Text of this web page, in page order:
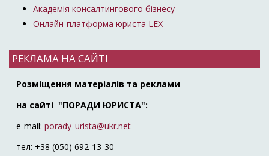
Академія консалтингового бізнесу
Онлайн-платформа юриста LEX
РЕКЛАМА НА САЙТІ
Розміщення матеріалів та реклами
на сайті "ПОРАДИ ЮРИСТА":
e-mail: porady_urista@ukr.net
тел: +38 (050) 692-13-30